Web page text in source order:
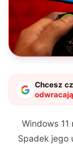
Chcesz
temu
Windows
Spadek jego